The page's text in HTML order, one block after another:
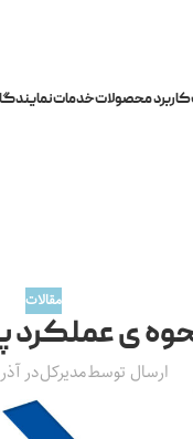
کاربرد محصولاتخدمات
مقالات
ی عملکرد
ارسال توسطمدیرکلدر آذر ۵, ۱۳۹۸